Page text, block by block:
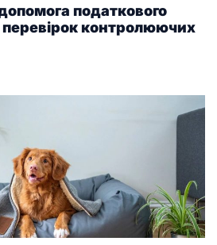
податкового
перевірок контролюючих